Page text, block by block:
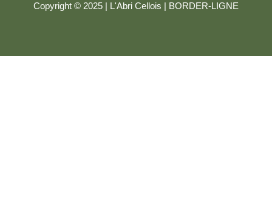
Copyright © 2025 | L'Abri Cellois | BORDER-LIGNE